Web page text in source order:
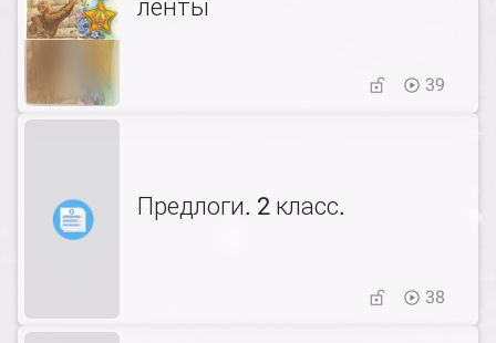
ленты
39
Предлоги. 2 класс.
38